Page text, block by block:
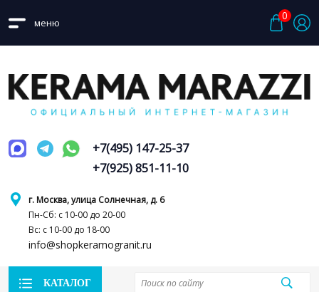
меню
0
г. Москва, улица Солнечная, д. 6
Пн-Сб: с 10-00 до 20-00
Вс: с 10-00 до 18-00
info@shopkeramogranit.ru
+7(495) 147-25-37
+7(925) 851-11-10
КАТАЛОГ